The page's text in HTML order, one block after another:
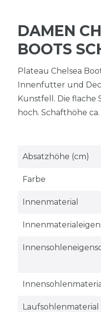
DAMEN
BOOTS
Plateau Chelsea
Innenfutter und
Kunstfell. Die flache
hoch. Schafthöhe ca.
Absatzhöhe (cm)
Farbe
Innenmaterial
Laufsohlenmaterial